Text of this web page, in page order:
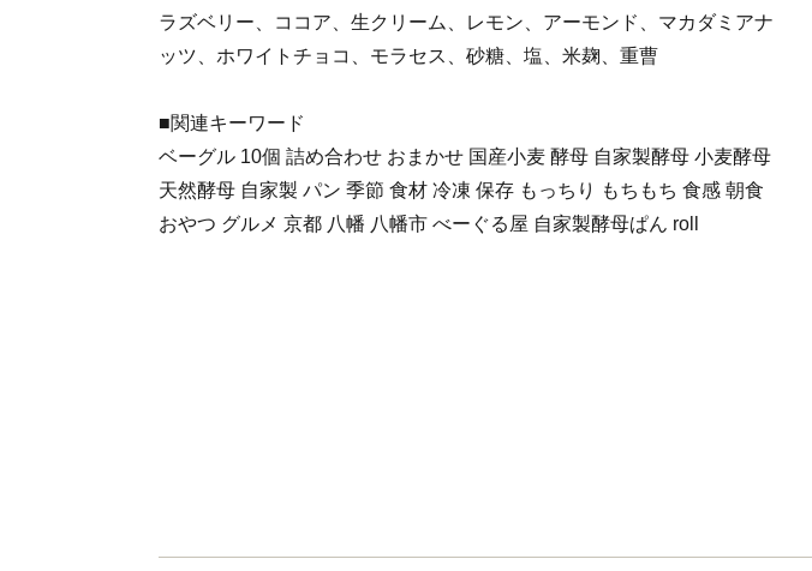
ラズベリー、ココア、生クリーム、レモン、アーモンド、マカダミアナ
ッツ、ホワイトチョコ、モラセス、砂糖、塩、米麹、重曹
■関連キーワード
ベーグル 10個 詰め合わせ おまかせ 国産小麦 酵母 自家製酵母 小麦酵母
天然酵母 自家製 パン 季節 食材 冷凍 保存 もっちり もちもち 食感 朝食
おやつ グルメ 京都 八幡 八幡市 べーぐる屋 自家製酵母ぱん roll